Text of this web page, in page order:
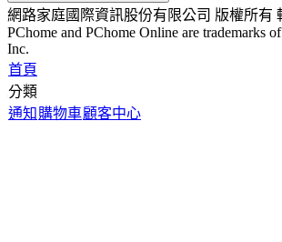
網路家庭國際資訊股份有限公司 版權所有
PChome and PChome Online are trademarks
Inc.
首頁
分類
通知 購物車顧客中心